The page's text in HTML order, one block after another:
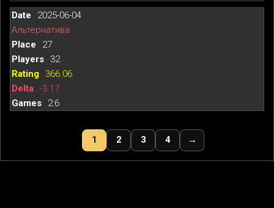
2025-06-04
Альтернатива
27
32
366.06
-3.17
2:6
1 2 3 4 →